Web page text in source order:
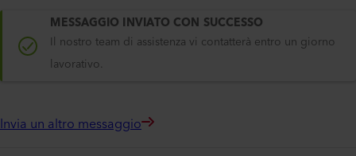
MESSAGGIO INVIATO CON SUCCESSO
Il nostro team di assistenza vi contatterà entro un giorno
lavorativo.
Invia un altro messaggio